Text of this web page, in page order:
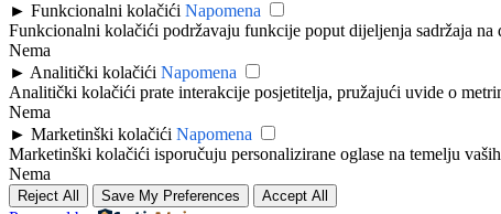
► Funkcionalni kolačići Napomena
Funkcionalni kolačići podržavaju funkcije poput dijeljenja sadržaja
Nema
► Analitički kolačići Napomena
Analitički kolačići prate interakcije posjetitelja, pružajući uvide o
Nema
► Marketinški kolačići Napomena
Marketinški kolačići isporučuju personalizirane oglase na temelju
Nema
Reject All Save My Preferences Accept All